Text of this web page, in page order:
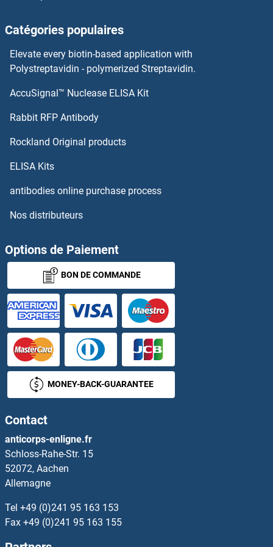
KIR2DL1 Anticorps
Kir2.2 Anticorps
Kininogen (HMW) Anticorps
KLC1 Anticorps
KLC2 Anticorps
KLC3 Anticorps
KLC4 Anticorps
KLF1 Anticorps
KLF10/TIEG1 Anticorps
KLF11 Anticorps
KLF12 Anticorps
KLF13 Anticorps
KLF14 Anticorps
KLF15 Anticorps
KLF16 Anticorps
Catégories populaires
Elevate every biotin-based application with
Polystreptavidin - polymerized Streptavidin.
AccuSignal™ Nuclease ELISA Kit
Rabbit RFP Antibody
Rockland Original products
ELISA Kits
antibodies online purchase process
Nos distributeurs
Options de Paiement
BON DE COMMANDE
MONEY-BACK-GUARANTEE
Contact
anticorps-enligne.fr
Schloss-Rahe-Str. 15
52072, Aachen
Allemagne
Tel +49 (0)241 95 163 153
Fax +49 (0)241 95 163 155